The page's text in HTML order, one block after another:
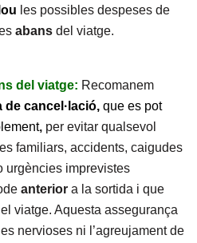
les possibles despeses de
abans del viatge.
del viatge: Recomanem
cancel·lació, que es pot
, per evitar qualsevol
familiars, accidents, caigudes
urgències imprevistes
anterior a la sortida i que
viatge. Aquesta assegurança
nervioses ni l’agreujament de